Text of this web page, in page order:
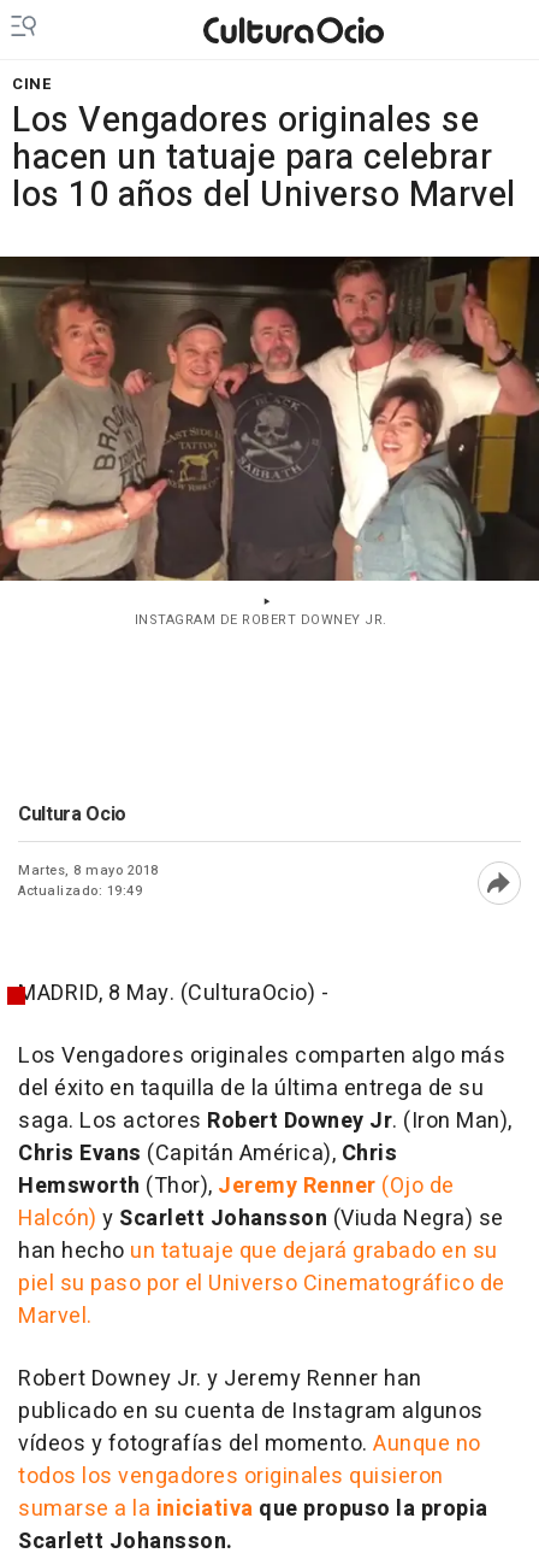
CINE
Los Vengadores originales se
hacen un tatuaje para celebrar
los 10 años del Universo Marvel
INSTAGRAM DE ROBERT DOWNEY JR.
Cultura Ocio
Martes, 8 mayo 2018
Actualizado: 19:49
MADRID, 8 May. (CulturaOcio) -
Los Vengadores originales comparten algo más
del éxito en taquilla de la última entrega de su
saga. Los actores Robert Downey Jr. (Iron Man),
Chris Evans (Capitán América), Chris
Hemsworth (Thor), Jeremy Renner (Ojo de
Halcón) y Scarlett Johansson (Viuda Negra) se
han hecho un tatuaje que dejará grabado en su
piel su paso por el Universo Cinematográfico de
Marvel.
Robert Downey Jr. y Jeremy Renner han
publicado en su cuenta de Instagram algunos
vídeos y fotografías del momento. Aunque no
todos los vengadores originales quisieron
sumarse a la iniciativa que propuso la propia
Scarlett Johansson.